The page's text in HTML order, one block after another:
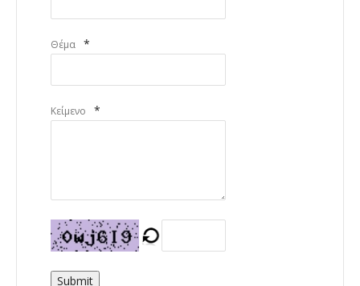
Θέμα *
Κείμενο *
Submit